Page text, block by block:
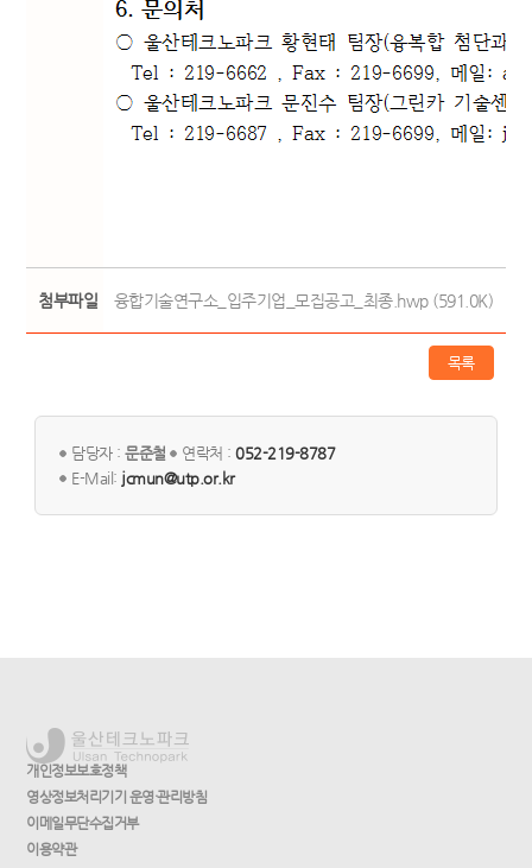
첨부파일 융합기술연구소_입주기업_모집공고_최종.hwp (591.0K)
목록
담당자 :문준철 연락처 :052-219-8787
E-Mail: jcmun@utp.or.kr
개인정보보호정책
영상정보처리기기 운영·관리방침
이메일무단수집거부
이용약관